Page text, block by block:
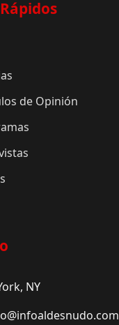
de Opinión
NY